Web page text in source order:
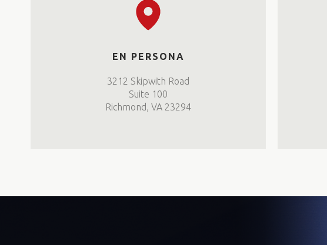
EN PERSONA
3212 Skipwith Road
Suite 100
Richmond, VA 23294